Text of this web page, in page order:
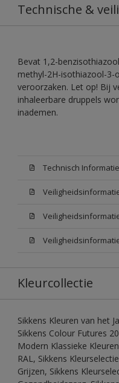
Technische &
Bevat 1,2-
methyl-2H-isothiazool-3-
veroorzaken. Let op! Bij
inhaleerbare druppels
inademen.
Technisch
Kleurcollectie
Sikkens Kleuren van het
Sikkens Colour Futures
Modern Klassieke
RAL, Sikkens
Grijzen, Sikkens